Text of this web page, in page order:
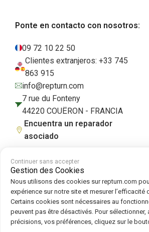
Ponte en contacto con nosotros:
09 72 10 22 50
Clientes extranjeros: +33 745
863 915
info@repturn.com
7 rue du Fonteny
44220 COUËRON - FRANCIA
Encuentra un reparador
asociado
Condiciones generales de venta Aviso legal
Cookies|Política de cookies
Síguenos en :
Continuer sans accepter
Gestion des Cookies
Nous utilisons des cookies sur repturn.com
expérience sur notre site et mesurer l’efficacité
Certains cookies sont nécessaires au
peuvent pas être désactivés. Pour sélectionner,
précisions, vos préférences, cliquez sur le